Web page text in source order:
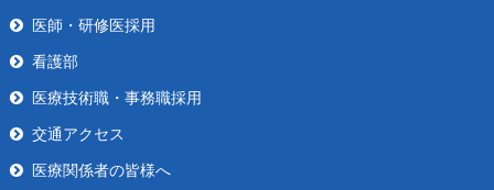
医師・研修医採用
看護部
医療技術職・事務職採用
交通アクセス
医療関係者の皆様へ